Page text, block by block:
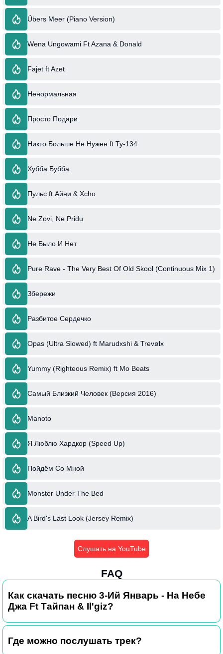
Übers Meer (Piano Version)
Wena Ungowami Ft Azana & Donald
Fajet ft Azet
Ненормальная
Просто Подари
Никто Больше Не Нужен ft Ту-134
Хубба Бубба
Пульс ft Айни & Xcho
Ne Zovi, Ne Pridu
Не Было И Нет
Pure Rave - The Very Best Of Old Skool (Continuous Mix 1)
Збережи
Разбитое Сердечко
Opas (Ultra Slowed) ft Marudxshi & Trevølx
Yummy (Righteous Remix) ft Mo Beats
Самый Близкий Человек (Версия 2016)
Manoto
Я Люблю Хардкор (Speed Up)
Пойдём Со Мной
Monster Under The Bed
A Bird's Last Look (Jersey Remix)
Слушать на YouTube
FAQ
Как скачать песню 3-Ий Январь - На Небе
Джа Ft Тайпан & Il'giz?
Где можно послушать трек?